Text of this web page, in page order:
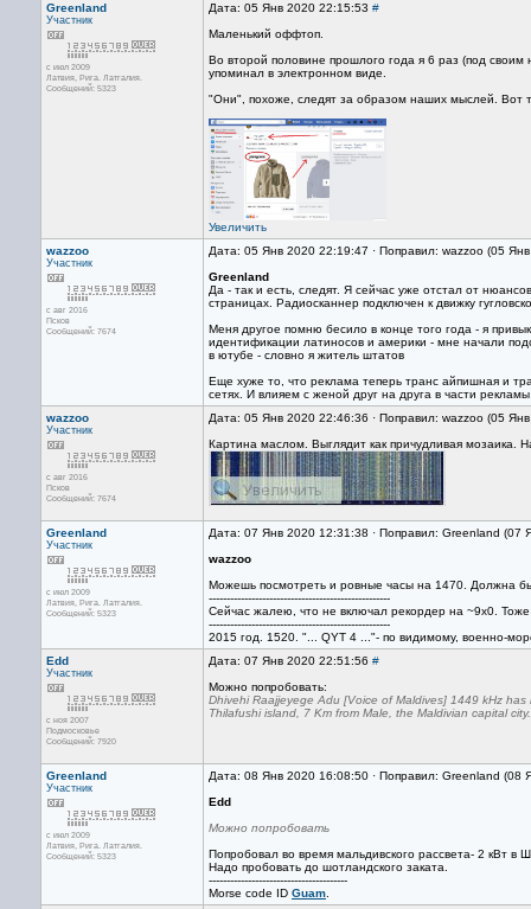
Greenland
Участник
с июл 2009
Латвия, Рига. Латгалия.
Сообщений: 5323
Дата: 05 Янв 2020 22:15:53 #
Маленький оффтоп.
Во второй половине прошлого года я 6 раз (под
упоминал в электронном виде.
"Они", похоже, следят за образом наших мыслей. Вот
Увеличить
wazzoo
Участник
с авг 2016
Псков
Сообщений: 7674
Дата: 05 Янв 2020 22:19:47 · Поправил: wazzoo (05
Greenland
Да - так и есть, следят. Я сейчас уже отстал от
страницах. Радиосканнер подключен к движку
Меня другое помню бесило в конце того года - я
идентификации латиносов и америки - мне начали
в ютубе - словно я житель штатов
Еще хуже то, что реклама теперь транс айпишная и
сетях. И влияем с женой друг на друга в части рекламы
wazzoo
Участник
с авг 2016
Псков
Сообщений: 7674
Дата: 05 Янв 2020 22:46:36 · Поправил: wazzoo (05
Картина маслом. Выглядит как причудливая
Greenland
Участник
с июл 2009
Латвия, Рига. Латгалия.
Сообщений: 5323
Дата: 07 Янв 2020 12:31:38 · Поправил: Greenland (07
wazzoo
Можешь посмотреть и ровные часы на 1470. Должна
---------------------------------------------------
Сейчас жалею, что не включал рекордер на ~9x0.
---------------------------------------------------
2015 год. 1520. "... QYT 4 ..."- по видимому, военнo-
Edd
Участник
с ноя 2007
Подмосковье
Сообщений: 7920
Дата: 07 Янв 2020 22:51:56 #
Можно попробовать:
Dhivehi Raajjeyege Adu [Voice of Maldives] 1449 kHz
Thilafushi island, 7 Km from Male, the Maldivian capital city.
Greenland
Участник
с июл 2009
Латвия, Рига. Латгалия.
Сообщений: 5323
Дата: 08 Янв 2020 16:08:50 · Поправил: Greenland (08
Edd
Можно попробовать
Попробовал во время мальдивского рассвета- 2 кВт в
Надо пробовать до шотландского заката.
---------------------------------------
Morse code ID Guam